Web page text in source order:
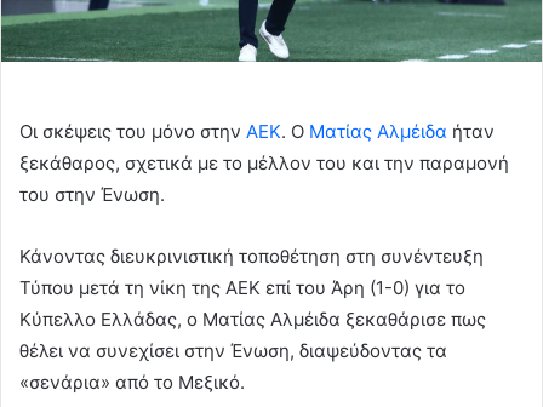
Οι σκέψεις του μόνο στην ΑΕΚ. Ο Ματίας Αλμέιδα ήταν
ξεκάθαρος, σχετικά με το μέλλον του και την παραμονή
του στην Ένωση.
Κάνοντας διευκρινιστική τοποθέτηση στη συνέντευξη
Τύπου μετά τη νίκη της ΑΕΚ επί του Άρη (1-0) για το
Κύπελλο Ελλάδας, ο Ματίας Αλμέιδα ξεκαθάρισε πως
θέλει να συνεχίσει στην Ένωση, διαψεύδοντας τα
«σενάρια» από το Μεξικό.